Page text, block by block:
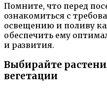
Помните, что перед
ознакомиться с
освещению и поливу
обеспечить ему
и развития.
Выбирайте
вегетации